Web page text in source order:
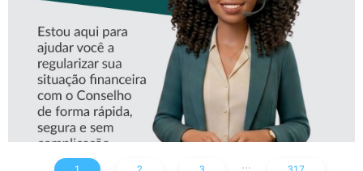
...